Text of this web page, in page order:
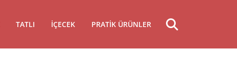
TATLI İÇECEK PRATIK ÜRÜNLER